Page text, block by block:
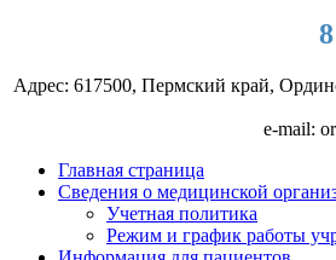
Адрес: 617500, Пермский край,
e-mail:
Главная страница
Сведения о медицинской
Учетная политика
Режим и график работы